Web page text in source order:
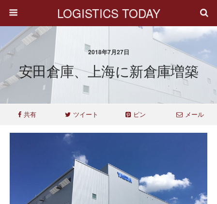
LOGISTICS TODAY
2018年7月27日
安田倉庫、上海に新倉庫増築
共有 ツイート ピン メール